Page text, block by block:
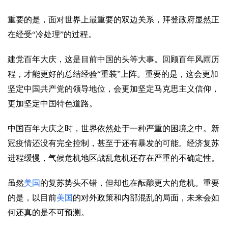
重要的是，面对世界上最重要的双边关系，拜登政府显然正
在经受“冷处理”的过程。
建党百年大庆，这是目前中国的头等大事。回顾百年风雨历
程，才能更好的总结经验“重装”上阵。重要的是，这会更加
坚定中国共产党的领导地位，会更加坚定马克思主义信仰，
更加坚定中国特色道路。
中国百年大庆之时，世界依然处于一种严重的困境之中。新
冠疫情还没有完全控制，甚至于还有暴发的可能。经济复苏
进程缓慢，气候危机地区战乱危机还存在严重的不确定性。
虽然美国 的复苏势头不错，但却也在酝酿更大的危机。重要
的是，以目前美国 的对外政策和内部混乱的局面，未来会如
何还真的是不可预测。